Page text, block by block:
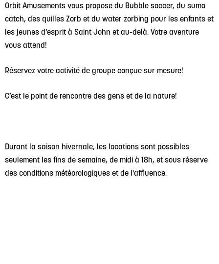
Orbit Amusements vous propose du Bubble soccer, du sumo
catch, des quilles Zorb et du water zorbing pour les enfants et
les jeunes d’esprit à Saint John et au-delà. Votre aventure
vous attend!
Réservez votre activité de groupe conçue sur mesure!
C’est le point de rencontre des gens et de la nature!
Durant la saison hivernale, les locations sont possibles
seulement les fins de semaine, de midi à 18h, et sous réserve
des conditions météorologiques et de l'affluence.